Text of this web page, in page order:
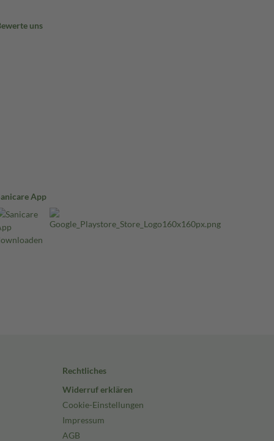
uns
App
Rechtliches
Widerruf erklären
Cookie-Einstellungen
Impressum
AGB